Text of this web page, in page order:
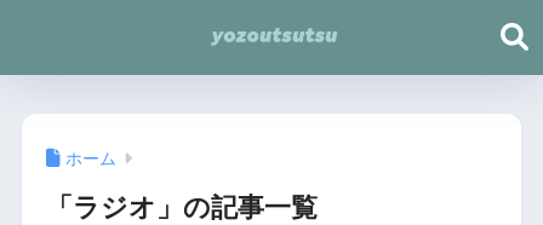
ホーム
「ラジオ」の記事一覧